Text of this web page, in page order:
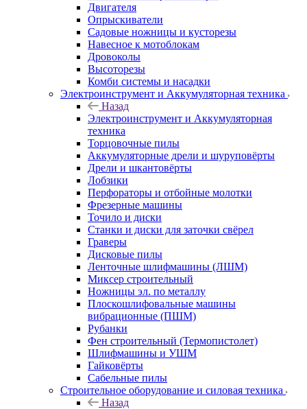
Двигателя
Опрыскиватели
Садовые ножницы и кусторезы
Навесное к мотоблокам
Дровоколы
Высоторезы
Комби системы и насадки
Электроинструмент и Аккумуляторная техника
Назад
Электроинструмент и Аккумуляторная
техника
Торцовочные пилы
Аккумуляторные дрели и шуруповёрты
Дрели и шкантовёрты
Лобзики
Перфораторы и отбойные молотки
Фрезерные машины
Точило и диски
Станки и диски для заточки свёрел
Граверы
Дисковые пилы
Ленточные шлифмашины (ЛШМ)
Миксер строительный
Ножницы эл. по металлу
Плоскошлифовальные машины
вибрационные (ПШМ)
Рубанки
Фен строительный (Термопистолет)
Шлифмашины и УШМ
Гайковёрты
Сабельные пилы
Строительное оборудование и силовая техника
Назад